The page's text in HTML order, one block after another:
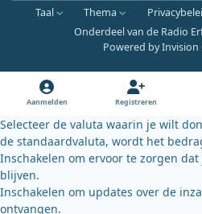
Taal Thema
Onderdeel van de Radio
Powered byInvision
Aanmelden Registreren
Selecteer de valuta waarin je wilt
de standaardvaluta, wordt het
Inschakelen om ervoor te zorgen
blijven.
Inschakelen om updates over de
ontvangen.